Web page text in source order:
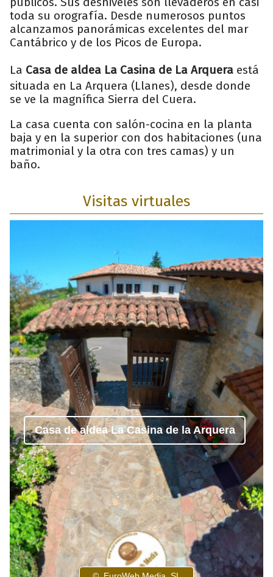
toda su orografía. Desde numerosos puntos
alcanzamos panorámicas excelentes del mar
Cantábrico y de los Picos de Europa.
La Casa de aldea La Casina de La Arquera está
situada en La Arquera (Llanes), desde donde
se ve la magnífica Sierra del Cuera.
La casa cuenta con salón-cocina en la planta
baja y en la superior con dos habitaciones (una
matrimonial y la otra con tres camas) y un
baño.
Visitas virtuales